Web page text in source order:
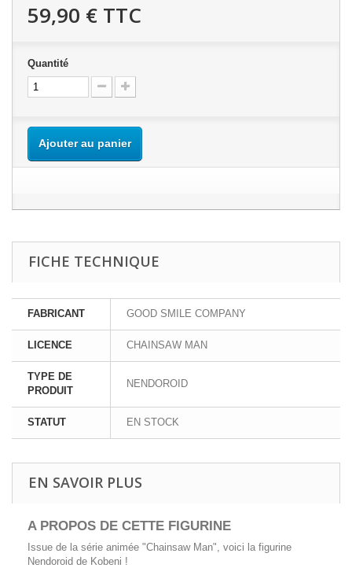
59,90 € TTC
Quantité
Ajouter au panier
FICHE TECHNIQUE
FABRICANT GOOD SMILE COMPANY
LICENCE CHAINSAW MAN
TYPE DE
PRODUIT
NENDOROID
STATUT EN STOCK
EN SAVOIR PLUS
A PROPOS DE CETTE FIGURINE
Issue de la série animée "Chainsaw Man", voici la figurine
Nendoroid de Kobeni !